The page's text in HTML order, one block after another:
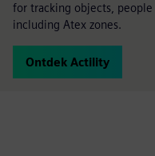
for tracking objects, people
including Atex zones.
Ontdek Actility